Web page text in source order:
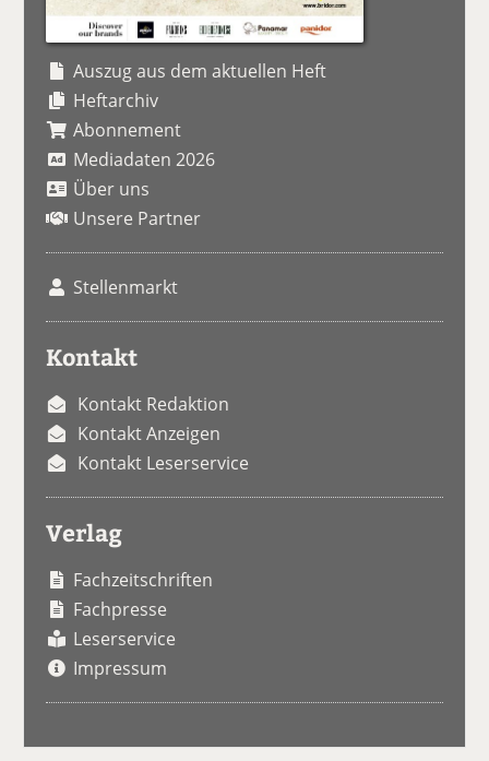
Auszug aus dem aktuellen Heft
Heftarchiv
Abonnement
Mediadaten 2026
Über uns
Unsere Partner
Stellenmarkt
Kontakt
Kontakt Redaktion
Kontakt Anzeigen
Kontakt Leserservice
Verlag
Fachzeitschriften
Fachpresse
Leserservice
Impressum